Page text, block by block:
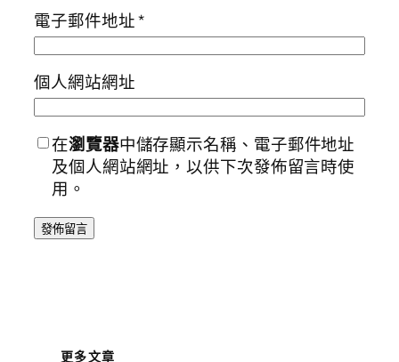
電子郵件地址*
個人網站網址
在瀏覽器中儲存顯示名稱、電子郵件地址
及個人網站網址，以供下次發佈留言時使
用。
更多文章